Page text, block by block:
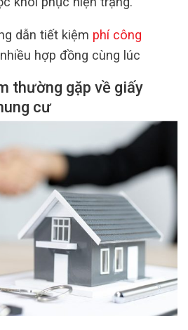
dẫn tiết kiệm phí công
hợp đồng cùng lúc
thường gặp về giấy
cư